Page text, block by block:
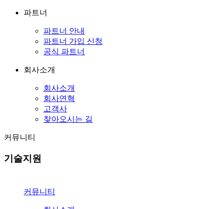
파트너
파트너 안내
파트너 가입 신청
공식 파트너
회사소개
회사소개
회사연혁
고객사
찾아오시는 길
커뮤니티
기술지원
커뮤니티